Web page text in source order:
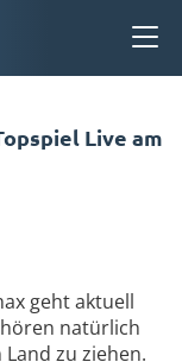
Live am
geht aktuell
natürlich
zu ziehen.